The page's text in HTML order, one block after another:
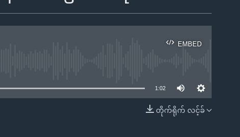
EMBED
EMBED
1:02
တိုက်ရိုက် လင့်ခ်